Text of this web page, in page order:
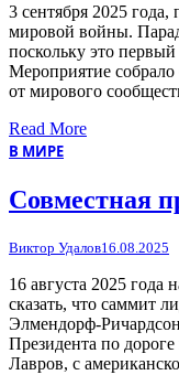
3 сентября 2025
мировой войны.
поскольку это
Мероприятие
от мирового
Read More
В МИРЕ
Совместная
Виктор Удалов16.08.2025
16 августа 2025
сказать, что саммит
Элмендорф-
Президента по
Лавров, с